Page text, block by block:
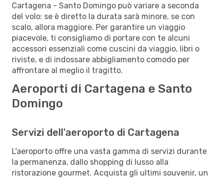
Cartagena - Santo Domingo può variare a seconda
del volo: se è diretto la durata sarà minore, se con
scalo, allora maggiore. Per garantire un viaggio
piacevole, ti consigliamo di portare con te alcuni
accessori essenziali come cuscini da viaggio, libri o
riviste, e di indossare abbigliamento comodo per
affrontare al meglio il tragitto.
Aeroporti di Cartagena e Santo
Domingo
Servizi dell'aeroporto di Cartagena
L'aeroporto offre una vasta gamma di servizi durante
la permanenza, dallo shopping di lusso alla
ristorazione gourmet. Acquista gli ultimi souvenir, un